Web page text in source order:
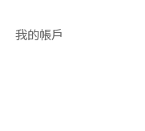
我的帳戶